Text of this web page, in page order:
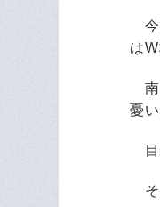
今
は
南
憂
目
そ